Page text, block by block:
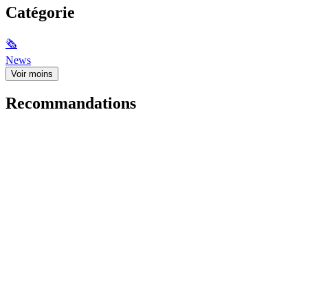
Catégorie
🗞
News
Voir moins
Recommandations